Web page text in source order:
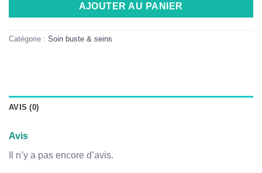
AJOUTER AU PANIER
Catégorie : Soin buste & seins
AVIS (0)
Avis
Il n’y a pas encore d’avis.